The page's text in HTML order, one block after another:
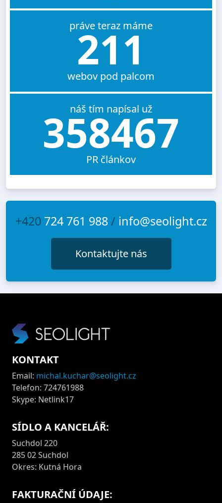
práve teraz máme
211
webov pod palcom
náš tím napísal už
358467
PR článkov
+420 724 761 988/ info@seolight.cz
Kontaktujte nás
KONTAKT
Email: michal.kuchar@seolight.cz
Telefon: 724761988
Skype: Netlink17
SÍDLO A KANCELÁŘ:
Suchdol 220
285 02 Suchdol
Okres: Kutná Hora
FAKTURAČNÍ ÚDAJE: